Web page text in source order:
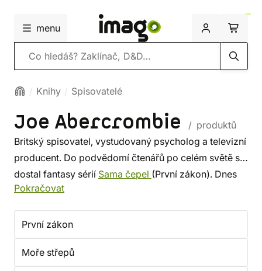
menu
Vyhledávání
Knihy Spisovatelé
Joe Abercrombie
/ produktů
Britský spisovatel, vystudovaný psycholog a televizní
producent. Do podvědomí čtenářů po celém světě se
dostal fantasy sérií Sama čepel (První zákon). Dnes
se věnuje psaní na plný úvazek.
Pokračovat
První zákon
Moře střepů